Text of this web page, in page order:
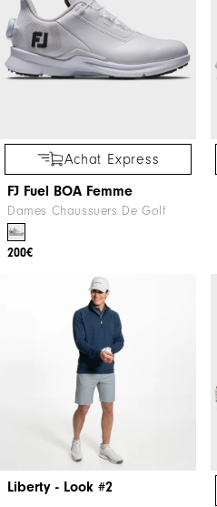
Achat Express
FJ Fuel BOA Femme
Dames Chaussuers De Golf
200€
Liberty - Look #2